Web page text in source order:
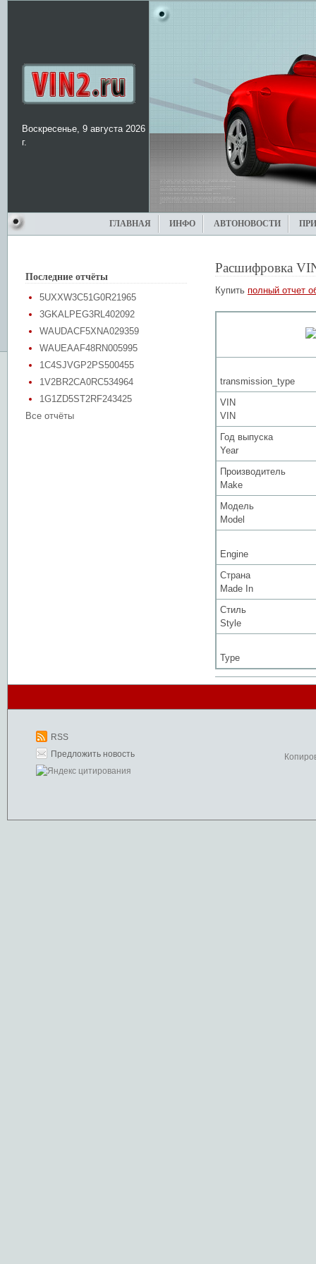
Воскресенье, 9 августа 2026
г.
ГЛАВНАЯ ИНФО АВТОНОВОСТИ
Последние отчёты
5UXXW3C51G0R21965
3GKALPEG3RL402092
WAUDACF5XNA029359
WAUEAAF48RN005995
1C4SJVGP2PS500455
1V2BR2CA0RC534964
1G1ZD5ST2RF243425
Все отчёты
Расшифровка
Купить полный отчет
transmission_type
VIN
VIN
Год выпуска
Year
Производитель
Make
Модель
Model
Engine
Страна
Made In
Стиль
Style
Type
RSS
Предложить новость